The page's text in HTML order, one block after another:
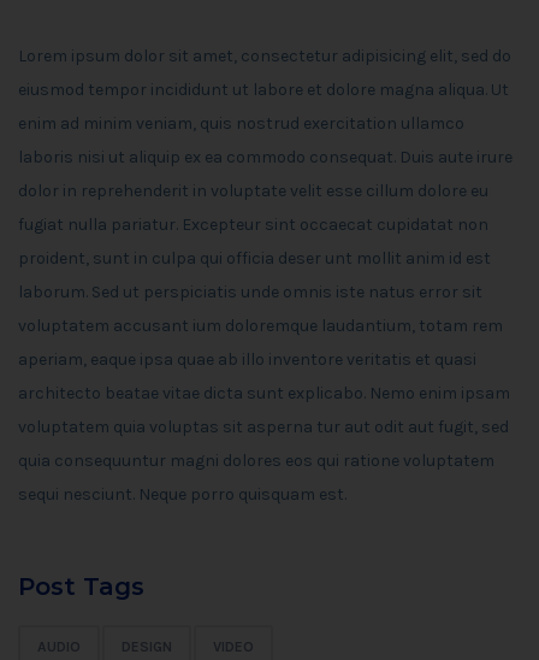
Lorem ipsum dolor sit amet, consectetur adipisicing elit, sed do
eiusmod tempor incididunt ut labore et dolore magna aliqua. Ut
enim ad minim veniam, quis nostrud exercitation ullamco
laboris nisi ut aliquip ex ea commodo consequat. Duis aute irure
dolor in reprehenderit in voluptate velit esse cillum dolore eu
fugiat nulla pariatur. Excepteur sint occaecat cupidatat non
proident, sunt in culpa qui officia deser unt mollit anim id est
laborum. Sed ut perspiciatis unde omnis iste natus error sit
voluptatem accusant ium doloremque laudantium, totam rem
aperiam, eaque ipsa quae ab illo inventore veritatis et quasi
architecto beatae vitae dicta sunt explicabo. Nemo enim ipsam
voluptatem quia voluptas sit asperna tur aut odit aut fugit, sed
quia consequuntur magni dolores eos qui ratione voluptatem
sequi nesciunt. Neque porro quisquam est.
Post Tags
AUDIO DESIGN VIDEO